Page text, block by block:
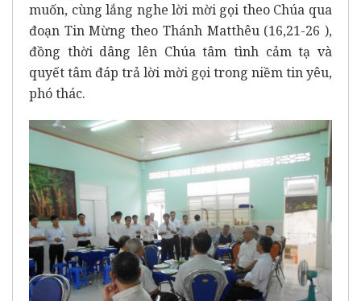
muốn, cùng lắng nghe lời mời gọi theo Chúa qua
đoạn Tin Mừng theo Thánh Matthêu (16,21-26 ),
đồng thời dâng lên Chúa tâm tình cảm tạ và
quyết tâm đáp trả lời mời gọi trong niềm tin yêu,
phó thác.